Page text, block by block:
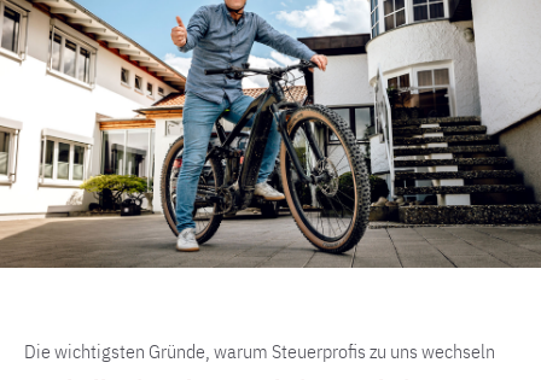
Die wichtigsten Gründe, warum Steuerprofis zu uns wechseln